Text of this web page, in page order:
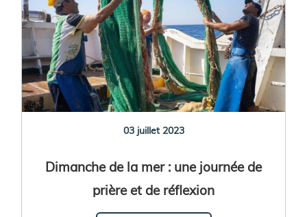
03 juillet 2023
Dimanche de la mer : une journée de
prière et de réflexion